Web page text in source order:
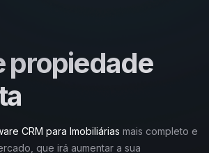
propiedade
CRM para Imobiliárias mais completo e
que irá aumentar a sua